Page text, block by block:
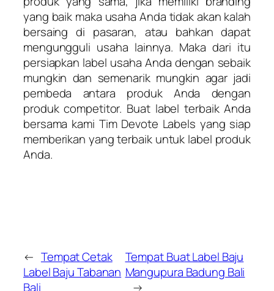
yang baik maka usaha Anda tidak akan kalah
bersaing di pasaran, atau bahkan dapat
mengungguli usaha lainnya. Maka dari itu
persiapkan label usaha Anda dengan sebaik
mungkin dan semenarik mungkin agar jadi
pembeda antara produk Anda dengan
produk competitor. Buat label terbaik Anda
bersama kami Tim Devote Labels yang siap
memberikan yang terbaik untuk label produk
Anda.
← Tempat Cetak
Label Baju Tabanan
Bali
Tempat Buat Label Baju
Mangupura Badung Bali
→